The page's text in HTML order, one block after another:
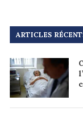
ARTICLES